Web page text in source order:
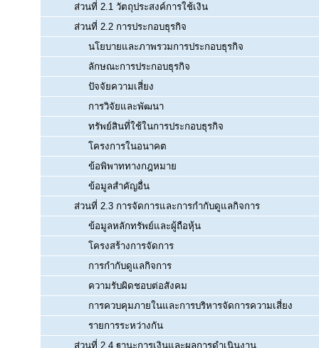
ส่วนที่ 2.1 วัตถุประสงค์การใช้เงิน
ส่วนที่ 2.2 การประกอบธุรกิจ
นโยบายและภาพรวมการประกอบธุรกิจ
ลักษณะการประกอบธุรกิจ
ปัจจัยความเสี่ยง
การวิจัยและพัฒนา
ทรัพย์สินที่ใช้ในการประกอบธุรกิจ
โครงการในอนาคต
ข้อพิพาททางกฎหมาย
ข้อมูลสำคัญอื่น
ส่วนที่ 2.3 การจัดการและการกำกับดูแลกิจการ
ข้อมูลหลักทรัพย์และผู้ถือหุ้น
โครงสร้างการจัดการ
การกำกับดูแลกิจการ
ความรับผิดชอบต่อสังคม
การควบคุมภายในและการบริหารจัดการความเสี่ยง
รายการระหว่างกัน
ส่วนที่ 2.4 ฐานะการเงินและผลการดำเนินงาน